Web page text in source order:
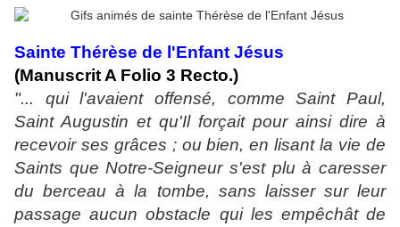
Sainte Thérèse de l'Enfant Jésus
(Manuscrit A Folio 3 Recto.)
"... qui l'avaient offensé, comme Saint Paul,
Saint Augustin et qu'Il forçait pour ainsi dire à
recevoir ses grâces ; ou bien, en lisant la vie de
Saints que Notre-Seigneur s'est plu à caresser
du berceau à la tombe, sans laisser sur leur
passage aucun obstacle qui les empêchât de